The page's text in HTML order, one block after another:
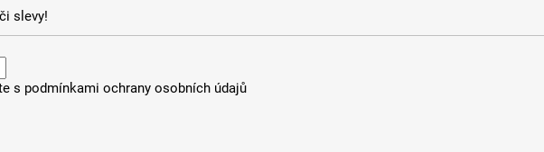
slevy!
s podmínkami ochrany osobních údajů